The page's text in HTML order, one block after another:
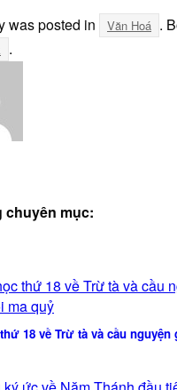
was posted in Văn Hoá .
.
chuyên mục:
18 về Trừ tà và cầu nguyện